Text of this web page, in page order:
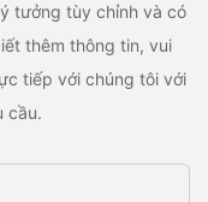
tưởng tùy chỉnh và có
thêm thông tin, vui
tiếp với chúng tôi với
cầu.